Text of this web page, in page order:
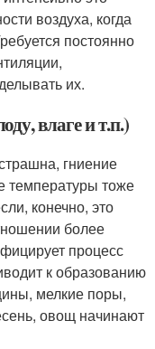
воздуха, когда
постоянно
их.
влаге и т.п.)
гниение
температуры тоже
конечно, это
более
процесс
к образованию
мелкие поры,
овощ начинают